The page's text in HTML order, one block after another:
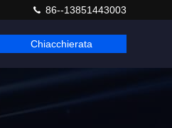
86--13851443003
Chiacchierata